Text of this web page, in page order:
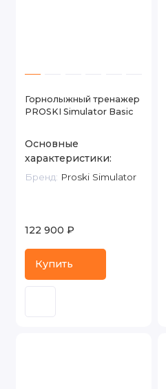
Горнолыжный тренажер
PROSKI Simulator Basic
Основные
характеристики:
Бренд: Proski Simulator
122 900 ₽
Купить